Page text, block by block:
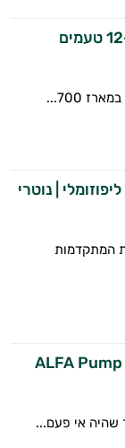
מארז שלישייה אלפא TLV ב-12 טעמים
700...
| נוטרי
המתקדמות
קדם אימון אלפא פאמפ-סט | ALFA Pump
שהיה אי פעם...